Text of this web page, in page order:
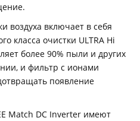
воздуха включает в себя
класса очистки ULTRA Hi
более 90% пыли и других
и фильтр с ионами
появление
Match DC Inverter имеют